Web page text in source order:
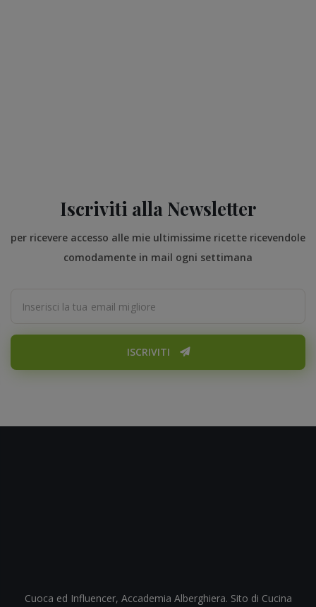
Iscriviti alla Newsletter
per ricevere accesso alle mie ultimissime ricette ricevendole
comodamente in mail ogni settimana
ISCRIVITI
Cuoca ed Influencer, Accademia Alberghiera. Sito di Cucina